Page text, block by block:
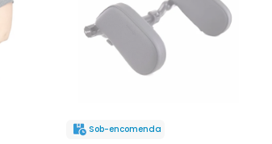
Sob-encomenda